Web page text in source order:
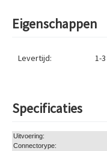
Eigenschappen
Levertijd: 1-
Specificaties
Uitvoering:
Connectorype: